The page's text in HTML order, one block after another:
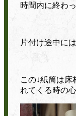
時間内に終わ
片付け途中に
この↓紙筒は床
れてくる時の心